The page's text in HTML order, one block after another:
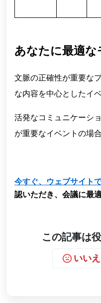
あなたに最適な
文脈の正確性が重要な
な内容を中心としたイ
活発なコミュニケーシ
が重要なイベントの場合
今すぐ、ウェブサイト
認いただき、会議に最
この記事は
いいえ